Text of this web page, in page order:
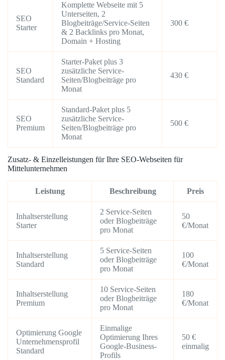
SEO
Starter
Komplette Webseite mit 5
Unterseiten, 2
Blogbeiträge/Service-Seiten
& 2 Backlinks pro Monat,
Domain + Hosting
300 €
SEO
Standard
Starter-Paket plus 3
zusätzliche Service-
Seiten/Blogbeiträge pro
Monat
430 €
SEO
Premium
Standard-Paket plus 5
zusätzliche Service-
Seiten/Blogbeiträge pro
Monat
500 €
Zusatz- & Einzelleistungen für Ihre SEO-Webseiten für
Mittelunternehmen
Leistung Beschreibung Preis
Inhaltserstellung
Starter
2 Service-Seiten
oder Blogbeiträge
pro Monat
50
€/Monat
Inhaltserstellung
Standard
5 Service-Seiten
oder Blogbeiträge
pro Monat
100
€/Monat
Inhaltserstellung
Premium
10 Service-Seiten
oder Blogbeiträge
pro Monat
180
€/Monat
Optimierung Google
Unternehmensprofil
Standard
Einmalige
Optimierung Ihres
Google-Business-
Profils
50 €
einmalig